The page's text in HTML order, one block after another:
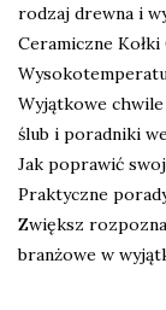
rodzaj drewna i
Ceramiczne
Wyjątkowe chwile
ślub i poradniki
Jak poprawić
Praktyczne
Zwiększ
branżowe w